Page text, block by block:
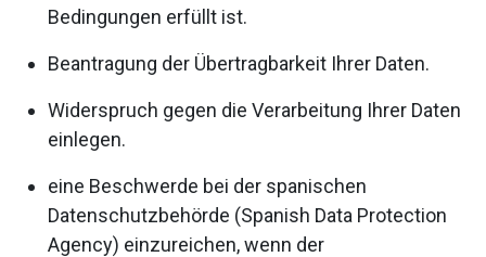
Bedingungen erfüllt ist.
Beantragung der Übertragbarkeit Ihrer Daten.
Widerspruch gegen die Verarbeitung Ihrer Daten
einlegen.
eine Beschwerde bei der spanischen
Datenschutzbehörde (Spanish Data Protection
Agency) einzureichen, wenn der